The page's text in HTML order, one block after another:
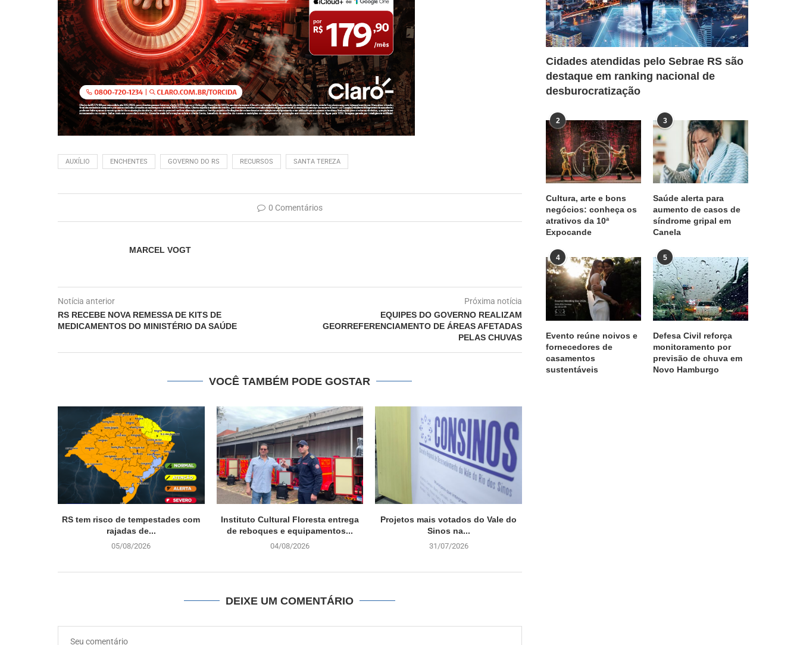
AUXÍLIO ENCHENTES GOVERNO DO RS RECURSOS SANTA TEREZA
0 Comentários
MARCEL VOGT
Notícia anterior
RS RECEBE NOVA REMESSA DE KITS DE
MEDICAMENTOS DO MINISTÉRIO DA SAÚDE
Próxima notícia
EQUIPES DO GOVERNO REALIZAM
GEORREFERENCIAMENTO DE ÁREAS AFETADAS
PELAS CHUVAS
VOCÊ TAMBÉM PODE GOSTAR
RS tem risco de tempestades com
rajadas de...
05/08/2026
Instituto Cultural Floresta entrega
de reboques e equipamentos...
04/08/2026
Projetos mais votados do Vale do
Sinos na...
31/07/2026
DEIXE UM COMENTÁRIO
Cidades atendidas pelo Sebrae RS são
destaque em ranking nacional de
desburocratização
2
Cultura, arte e bons
negócios: conheça os
atrativos da 10ª
Expocande
3
Saúde alerta para
aumento de casos de
síndrome gripal em
Canela
4
Evento reúne noivos e
fornecedores de
casamentos
sustentáveis
5
Defesa Civil reforça
monitoramento por
previsão de chuva em
Novo Hamburgo